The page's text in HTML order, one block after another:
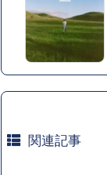
関連記事